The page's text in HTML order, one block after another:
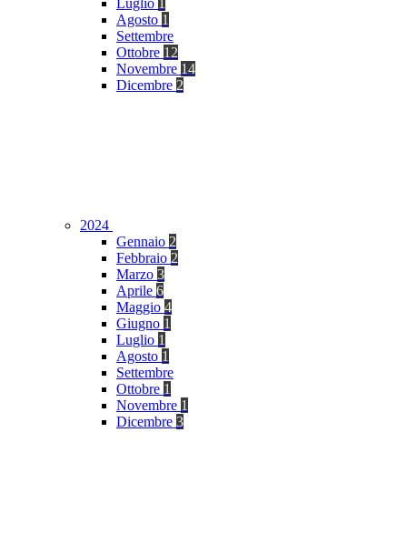
Luglio 1
Agosto 1
Settembre
Ottobre 12
Novembre 14
Dicembre 2
2024
Gennaio 2
Febbraio 2
Marzo 3
Aprile 6
Maggio 4
Giugno 1
Luglio 1
Agosto 1
Settembre
Ottobre 1
Novembre 1
Dicembre 3